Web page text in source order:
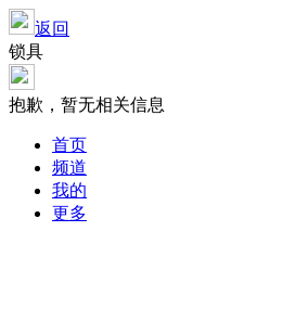
返回
锁具
抱歉，暂无相关信息
首页
频道
我的
更多